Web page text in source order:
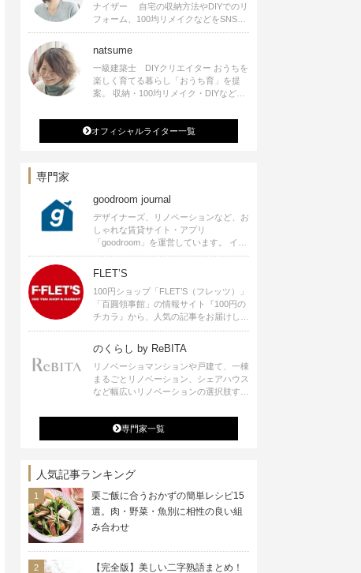
ナイザー 自宅の収納方法やDIYでのリ
フォーム、100均リメイクなどをSNSで
公開中。 収納やリメイク、インテリア
シピ提供、店舗プロデュース 2016年９
月に宝島社より【Rumiのおうち時間を
楽しむインテリア】を出版しました。
natsume
一級建築士 DIYクリエイター おうちを
楽しく育てる暮らし「おうち育」を提
案。 収納・100均リメイク・DIYなどお
発信中。 著書 なつめさんちの新しい
のになつかしいアンティークな部屋つく
り 雑誌掲載・TV出演・コラム執筆・
オフィシャルライター一覧
専門家
goodroom journal
デザイナーズ、リノベーションなど、お
しゃれな賃貸サイト・アプリ
「goodroom」を運営しています。 イン
テリアや、ひとり暮らし、ふたり暮らし
のアイディアなど、賃貸でも自分らしい
暮らしを楽しむためのヒントをお届けし
ます。
FLET’S
100円ショップ「FLET’S（フレッツ）」
「百圓領事館」の情報サイト『100円の
チカラ』から、人気の記事をお届けしま
す。
のくらし by ReBITA
リノベーショマンションや戸建て、一棟
まるごとリノベーション、シェアハウス
など幅広いリノベーションの選択肢すべ
ジ・シェアスペースなど、「住む」だけ
ではなく「働く」「遊ぶ」「学ぶ」「旅
する」といった領域でも、暮らしや生き
専門家一覧
人気記事ランキング
栗ご飯に合うおかずの簡単レシピ15
選。肉・野菜・魚別に相性の良い組
み合わせ
【完全版】美しい二字熟語まとめ！